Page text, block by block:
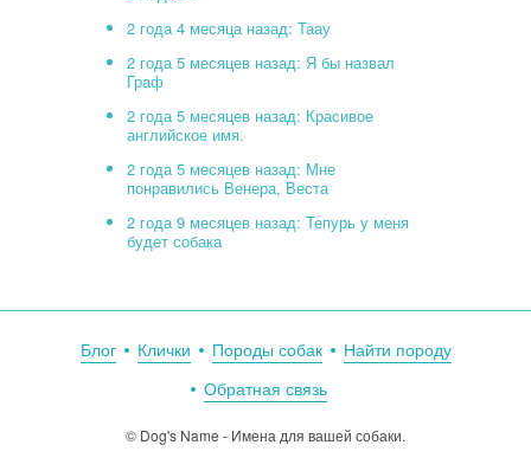
2 года 4 месяца назад: Таау
2 года 5 месяцев назад: Я бы назвал
Граф
2 года 5 месяцев назад: Красивое
английское имя.
2 года 5 месяцев назад: Мне
понравились Венера, Веста
2 года 9 месяцев назад: Тепурь у меня
будет собака
Блог Клички Породы собак
Найти породу
Обратная связь
© Dog's Name - Имена для вашей собаки.